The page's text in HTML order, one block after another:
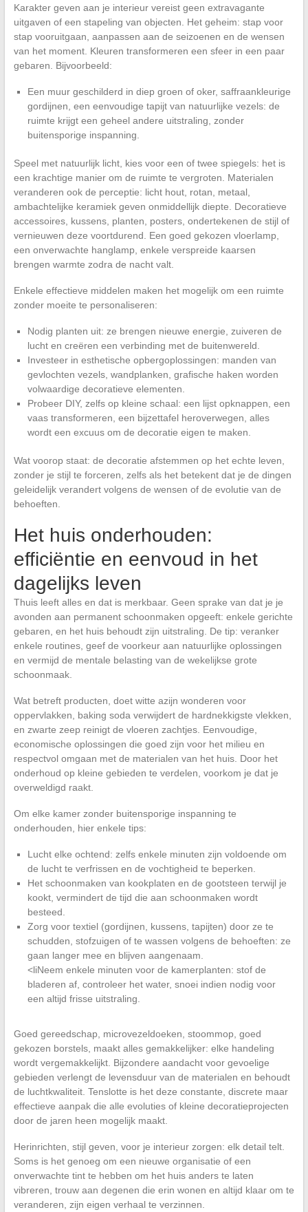
Karakter geven aan je interieur vereist geen extravagante
uitgaven of een stapeling van objecten. Het geheim: stap voor
stap vooruitgaan, aanpassen aan de seizoenen en de wensen
van het moment. Kleuren transformeren een sfeer in een paar
gebaren. Bijvoorbeeld:
Een muur geschilderd in diep groen of oker, saffraankleurige
gordijnen, een eenvoudige tapijt van natuurlijke vezels: de
ruimte krijgt een geheel andere uitstraling, zonder
buitensporige inspanning.
Speel met natuurlijk licht, kies voor een of twee spiegels: het is
een krachtige manier om de ruimte te vergroten. Materialen
veranderen ook de perceptie: licht hout, rotan, metaal,
ambachtelijke keramiek geven onmiddellijk diepte. Decoratieve
accessoires, kussens, planten, posters, ondertekenen de stijl of
vernieuwen deze voortdurend. Een goed gekozen vloerlamp,
een onverwachte hanglamp, enkele verspreide kaarsen
brengen warmte zodra de nacht valt.
Enkele effectieve middelen maken het mogelijk om een ruimte
zonder moeite te personaliseren:
Nodig planten uit: ze brengen nieuwe energie, zuiveren de
lucht en creëren een verbinding met de buitenwereld.
Investeer in esthetische opbergoplossingen: manden van
gevlochten vezels, wandplanken, grafische haken worden
volwaardige decoratieve elementen.
Probeer DIY, zelfs op kleine schaal: een lijst opknappen, een
vaas transformeren, een bijzettafel heroverwegen, alles
wordt een excuus om de decoratie eigen te maken.
Wat voorop staat: de decoratie afstemmen op het echte leven,
zonder je stijl te forceren, zelfs als het betekent dat je de dingen
geleidelijk verandert volgens de wensen of de evolutie van de
behoeften.
Het huis onderhouden:
efficiëntie en eenvoud in het
dagelijks leven
Thuis leeft alles en dat is merkbaar. Geen sprake van dat je je
avonden aan permanent schoonmaken opgeeft: enkele gerichte
gebaren, en het huis behoudt zijn uitstraling. De tip: veranker
enkele routines, geef de voorkeur aan natuurlijke oplossingen
en vermijd de mentale belasting van de wekelijkse grote
schoonmaak.
Wat betreft producten, doet witte azijn wonderen voor
oppervlakken, baking soda verwijdert de hardnekkigste vlekken,
en zwarte zeep reinigt de vloeren zachtjes. Eenvoudige,
economische oplossingen die goed zijn voor het milieu en
respectvol omgaan met de materialen van het huis. Door het
onderhoud op kleine gebieden te verdelen, voorkom je dat je
overweldigd raakt.
Om elke kamer zonder buitensporige inspanning te
onderhouden, hier enkele tips:
Lucht elke ochtend: zelfs enkele minuten zijn voldoende om
de lucht te verfrissen en de vochtigheid te beperken.
Het schoonmaken van kookplaten en de gootsteen terwijl je
kookt, vermindert de tijd die aan schoonmaken wordt
besteed.
Zorg voor textiel (gordijnen, kussens, tapijten) door ze te
schudden, stofzuigen of te wassen volgens de behoeften: ze
gaan langer mee en blijven aangenaam.
<liNeem enkele minuten voor de kamerplanten: stof de
bladeren af, controleer het water, snoei indien nodig voor
een altijd frisse uitstraling.
Goed gereedschap, microvezeldoeken, stoommop, goed
gekozen borstels, maakt alles gemakkelijker: elke handeling
wordt vergemakkelijkt. Bijzondere aandacht voor gevoelige
gebieden verlengt de levensduur van de materialen en behoudt
de luchtkwaliteit. Tenslotte is het deze constante, discrete maar
effectieve aanpak die alle evoluties of kleine decoratieprojecten
door de jaren heen mogelijk maakt.
Herinrichten, stijl geven, voor je interieur zorgen: elk detail telt.
Soms is het genoeg om een nieuwe organisatie of een
onverwachte tint te hebben om het huis anders te laten
vibreren, trouw aan degenen die erin wonen en altijd klaar om te
veranderen, zijn eigen verhaal te verzinnen.